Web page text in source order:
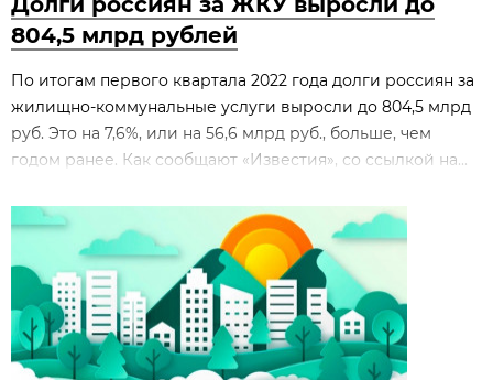
804,5 млрд рублей
По итогам первого квартала 2022 года долги россиян за
жилищно-коммунальные услуги выросли до 804,5 млрд
руб. Это на 7,6%, или на 56,6 млрд руб., больше, чем
годом ранее. Как сообщают «Известия», со ссылкой на...